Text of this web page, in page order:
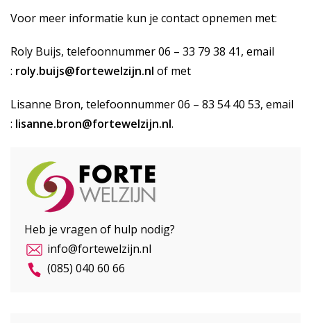
Voor meer informatie kun je contact opnemen met:
Roly Buijs, telefoonnummer 06 – 33 79 38 41, email
: roly.buijs@fortewelzijn.nl of met
Lisanne Bron, telefoonnummer 06 – 83 54 40 53, email
: lisanne.bron@fortewelzijn.nl.
Heb je vragen of hulp nodig?
info@fortewelzijn.nl
(085) 040 60 66